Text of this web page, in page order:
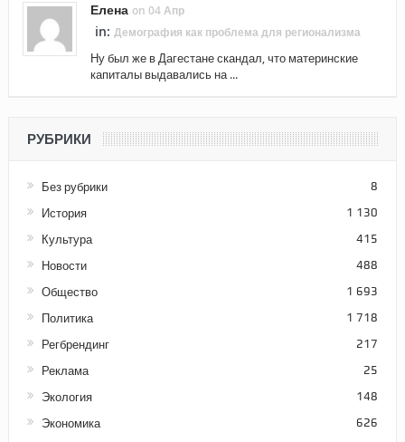
Елена on 04 Апр
in: Демография как проблема для регионализма
Ну был же в Дагестане скандал, что материнские
капиталы выдавались на ...
РУБРИКИ
Без рубрики 8
История 1 130
Культура 415
Новости 488
Общество 1 693
Политика 1 718
Регбрендинг 217
Реклама 25
Экология 148
Экономика 626